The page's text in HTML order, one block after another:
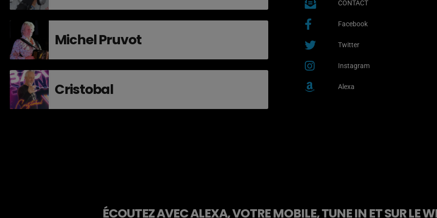
Michel Pruvot
Cristobal
CONTACT
Facebook
Twitter
Instagram
Alexa
ÉCOUTEZ AVEC ALEXA, VOTRE MOBILE, TUNE IN ET SUR LE